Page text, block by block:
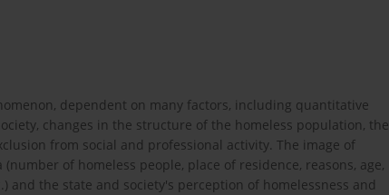
dependent on many factors, including quantitative
changes in the structure of the homeless population, the
from social and professional activity. The image of
of homeless people, place of residence, reasons, age,
and the state and society's perception of homelessness and